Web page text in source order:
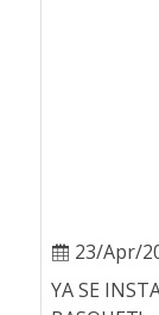
23/Apr/
YA SE